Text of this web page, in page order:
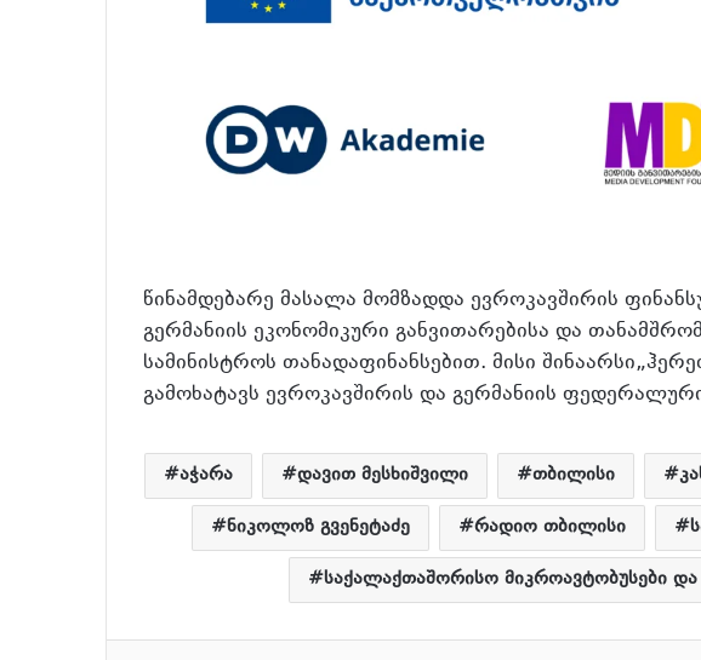
წინამდებარე მასალა მომზადდა ევროკავშირის
გერმანიის ეკონომიკური განვითარებისა და
სამინისტროს თანადაფინანსებით. მისი
გამოხატავს ევროკავშირის და გერმანიის
აჭარა დავით მესხიშვილი თბილისი
ნიკოლოზ გვენეტაძე
რადიო თბილისი
საქალაქთაშორისო მიკროავტობუსები